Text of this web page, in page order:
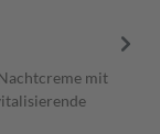
mit